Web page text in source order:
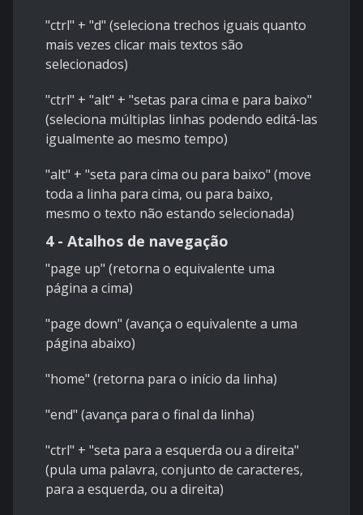
"ctrl" + "d" (seleciona trechos iguais quanto
mais vezes clicar mais textos são
selecionados)
"ctrl" + "alt" + "setas para cima e para baixo"
(seleciona múltiplas linhas podendo editá-las
igualmente ao mesmo tempo)
"alt" + "seta para cima ou para baixo" (move
toda a linha para cima, ou para baixo,
mesmo o texto não estando selecionada)
4 - Atalhos de navegação
"page up" (retorna o equivalente uma
página a cima)
"page down" (avança o equivalente a uma
página abaixo)
"home" (retorna para o início da linha)
"end" (avança para o final da linha)
"ctrl" + "seta para a esquerda ou a direita"
(pula uma palavra, conjunto de caracteres,
para a esquerda, ou a direita)